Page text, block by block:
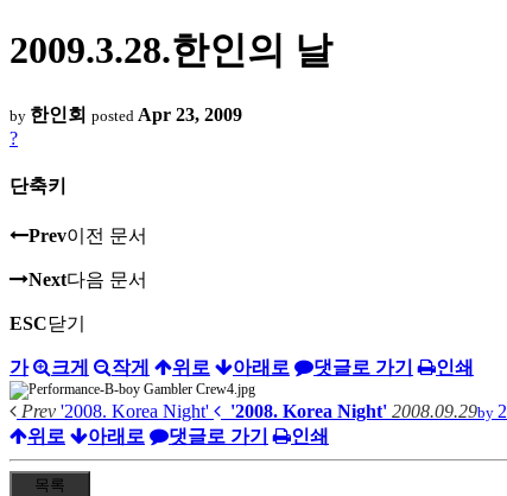
2009.3.28.한인의 날
by 한인회 posted Apr 23, 2009
?
단축키
Prev이전 문서
Next다음 문서
ESC닫기
가 크게 작게 위로 아래로 댓글로 가기 인쇄
Prev '2008. Korea Night' '2008. Korea Night' 2008.09.29by
위로 아래로 댓글로 가기 인쇄
목록